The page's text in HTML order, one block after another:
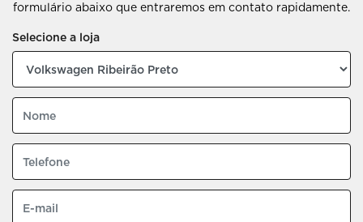
formulário abaixo que entraremos em contato rapidamente.
Selecione a loja